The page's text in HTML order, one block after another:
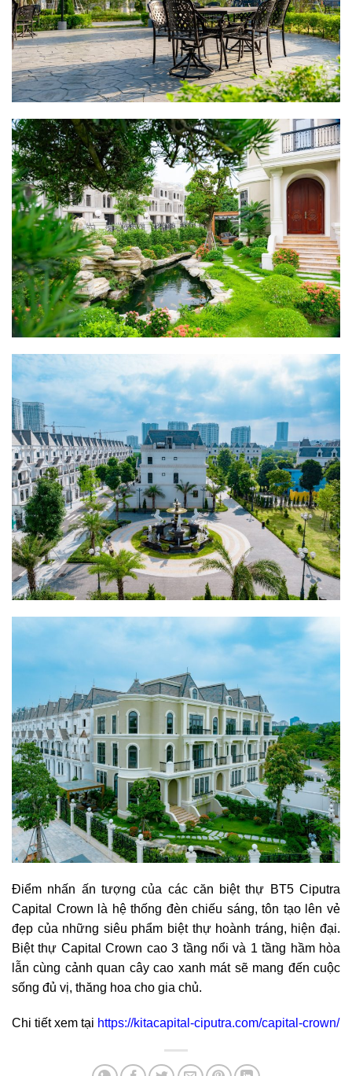
Điểm nhấn ấn tượng của các căn biệt thự BT5 Ciputra
Capital Crown là hệ thống đèn chiếu sáng, tôn tạo lên vẻ
đẹp của những siêu phẩm biệt thự hoành tráng, hiện đại.
Biệt thự Capital Crown cao 3 tầng nổi và 1 tầng hầm hòa
lẫn cùng cảnh quan cây cao xanh mát sẽ mang đến cuộc
sống đủ vị, thăng hoa cho gia chủ.
Chi tiết xem tại https://kitacapital-ciputra.com/capital-crown/